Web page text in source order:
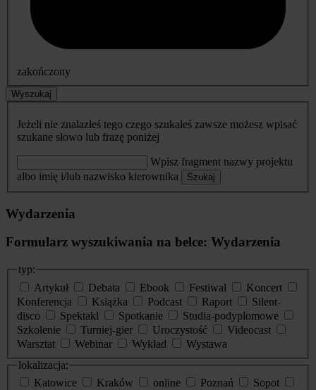
zakończony
Wyszukaj
Jeżeli nie znalazłeś tego czego szukałeś zawsze możesz wpisać
szukane słowo lub frazę poniżej
Wpisz fragment nazwy projektu
albo imię i/lub nazwisko kierownika
Szukaj
Wydarzenia
Formularz wyszukiwania na belce: Wydarzenia
typ:
Artykuł
Debata Ebook Festiwal
Koncert
Konferencja
Książka Podcast Raport
Silent-
disco
Spektakl Spotkanie
Studia-podyplomowe
Szkolenie
Turniej-gier Uroczystość
Videocast
Warsztat
Webinar Wykład
Wystawa
lokalizacja:
Katowice
Kraków online Poznań
Sopot